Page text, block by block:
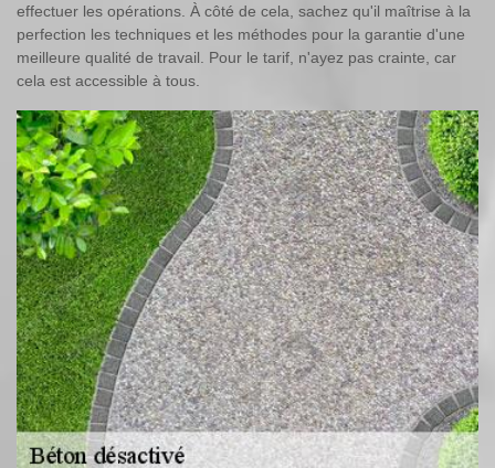
effectuer les opérations. À côté de cela, sachez qu'il maîtrise à la
perfection les techniques et les méthodes pour la garantie d'une
meilleure qualité de travail. Pour le tarif, n'ayez pas crainte, car
cela est accessible à tous.